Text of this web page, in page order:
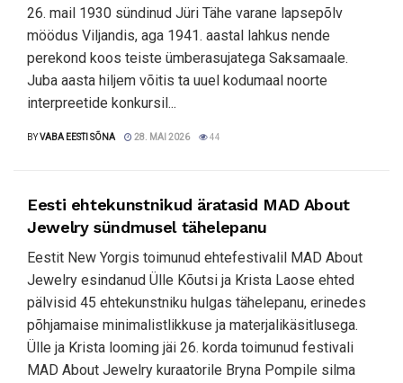
26. mail 1930 sündinud Jüri Tähe varane lapsepõlv
möödus Viljandis, aga 1941. aastal lahkus nende
perekond koos teiste ümberasujatega Saksamaale.
Juba aasta hiljem võitis ta uuel kodumaal noorte
interpreetide konkursil...
BYVABA EESTI SÕNA 28. MAI 2026 44
Eesti ehtekunstnikud äratasid MAD About
Jewelry sündmusel tähelepanu
Eestit New Yorgis toimunud ehtefestivalil MAD About
Jewelry esindanud Ülle Kõutsi ja Krista Laose ehted
pälvisid 45 ehtekunstniku hulgas tähelepanu, erinedes
põhjamaise minimalistlikkuse ja materjalikäsitlusega.
Ülle ja Krista looming jäi 26. korda toimunud festivali
MAD About Jewelry kuraatorile Bryna Pompile silma